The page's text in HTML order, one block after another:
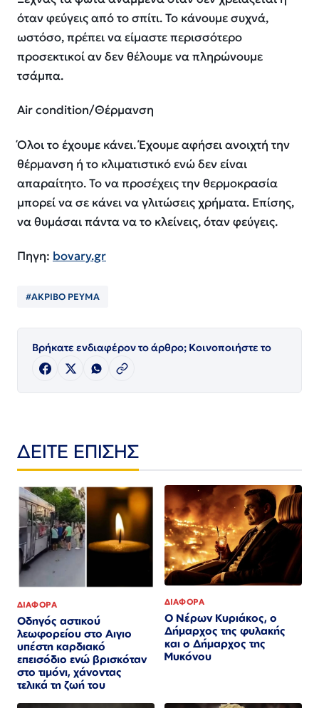
όταν φεύγεις από το σπίτι. Το κάνουμε συχνά,
ωστόσο, πρέπει να είμαστε περισσότερο
προσεκτικοί αν δεν θέλουμε να πληρώνουμε
τσάμπα.
Air condition/Θέρμανση
Όλοι το έχουμε κάνει. Έχουμε αφήσει ανοιχτή την
θέρμανση ή το κλιματιστικό ενώ δεν είναι
απαραίτητο. Το να προσέχεις την θερμοκρασία
μπορεί να σε κάνει να γλιτώσεις χρήματα. Επίσης,
να θυμάσαι πάντα να το κλείνεις, όταν φεύγεις.
Πηγη: bovary.gr
#ΑΚΡΙΒΟ ΡΕΥΜΑ
Βρήκατε ενδιαφέρον το άρθρο; Κοινοποιήστε το
ΔΕΙΤΕ ΕΠΙΣΗΣ
ΔΙΑΦΟΡΑ
Οδηγός αστικού
λεωφορείου στο Αιγιο
υπέστη καρδιακό
επεισόδιο ενώ βρισκόταν
στο τιμόνι, χάνοντας
τελικά τη ζωή του
ΔΙΑΦΟΡΑ
Ο Νέρων Κυριάκος, o
Δήμαρχος της φυλακής
και ο Δήμαρχος της
Μυκόνου